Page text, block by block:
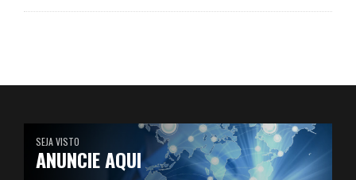
SEJA VISTO
ANUNCIE AQUI